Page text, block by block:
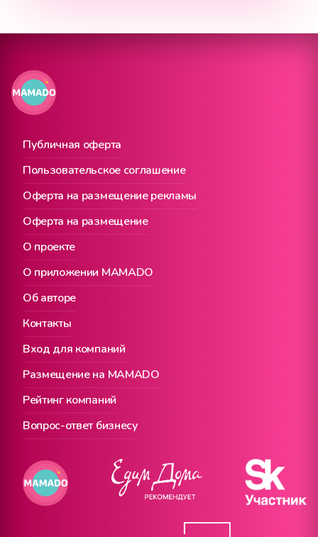
Публичная оферта
О проекте
Вход для компаний
Пользовательское соглашение
О приложении MAMADO
Размещение на MAMADO
Оферта на размещение рекламы
Об авторе
Рейтинг компаний
Оферта на размещение
Контакты
Вопрос-ответ бизнесу